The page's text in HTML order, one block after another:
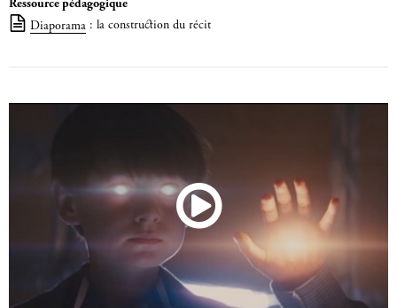
Ressource pédagogique
Diaporama : la construction du récit